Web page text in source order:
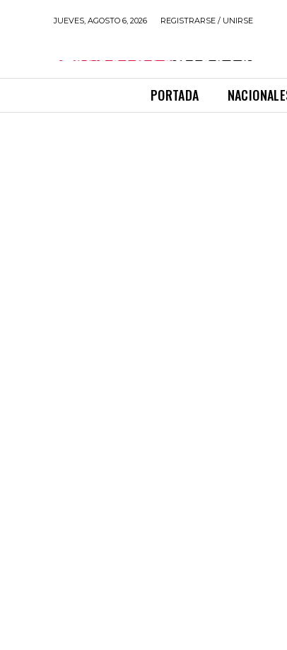
JUEVES, AGOSTO 6, 2026 REGISTRARSE / UNIRSE
PORTADA